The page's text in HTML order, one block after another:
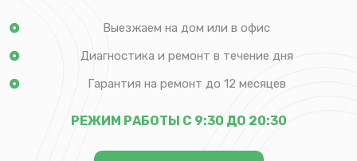
Выезжаем на дом или в офис
Диагностика и ремонт в течение дня
Гарантия на ремонт до 12 месяцев
РЕЖИМ РАБОТЫ С 9:30 ДО 20:30